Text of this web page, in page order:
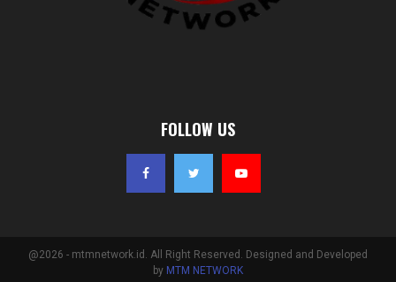
FOLLOW US
@2026 - mtmnetwork.id. All Right Reserved. Designed and Developed
by MTM NETWORK